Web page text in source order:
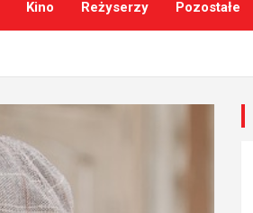
Kino Reżyserzy Pozostałe